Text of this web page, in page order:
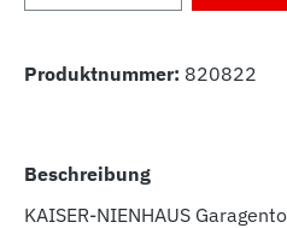
Produktnummer: 820822
Beschreibung
KAISER-NIENHAUS